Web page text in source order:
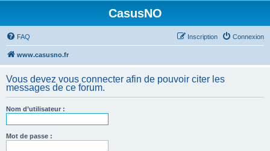
CasusNO
FAQ Connexion
Inscription
www.casusno.fr
Vous devez vous connecter afin de pouvoir citer les
messages de ce forum.
Nom d’utilisateur :
Mot de passe :